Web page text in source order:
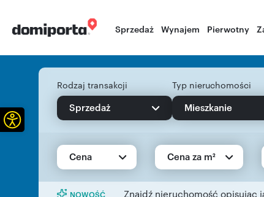
Sprzedaż Wynajem Pierwotny
Rodzaj transakcji
Sprzedaż
Typ nieruchomości
Mieszkanie
Cena Cena za m²
NOWOŚĆ Znajdź nieruchomość opisując
Otwórz pasek narzędzi